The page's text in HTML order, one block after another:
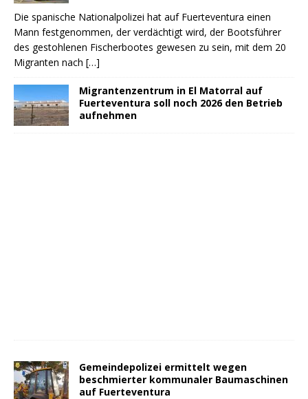
Die spanische Nationalpolizei hat auf Fuerteventura einen
Mann festgenommen, der verdächtigt wird, der Bootsführer
des gestohlenen Fischerbootes gewesen zu sein, mit dem 20
Migranten nach […]
Migrantenzentrum in El Matorral auf
Fuerteventura soll noch 2026 den Betrieb
aufnehmen
Gemeindepolizei ermittelt wegen
beschmierter kommunaler Baumaschinen
auf Fuerteventura